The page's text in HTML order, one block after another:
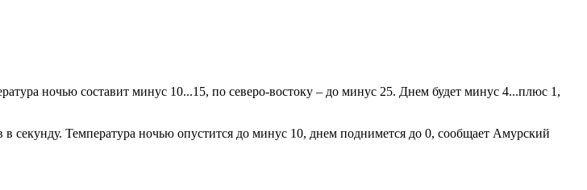
ночью составит минус 10...15, по северо-востоку – до минус 25. Днем будет минус 4...плюс 1,
в секунду. Температура ночью опустится до минус 10, днем поднимется до 0, сообщает Амурский